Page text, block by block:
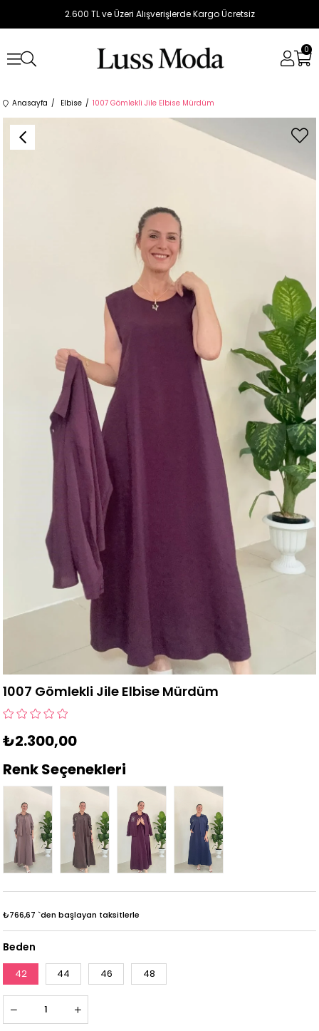
2.600 TL ve Üzeri Alışverişlerde Kargo Ücretsiz
0
Anasayfa Elbise 1007 Gömlekli Jile Elbise Mürdüm
1007 Gömlekli Jile Elbise Mürdüm
₺2.300,00
Renk Seçenekleri
₺766,67 `den başlayan taksitlerle
Beden
42 44 46 48